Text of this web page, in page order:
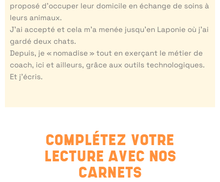
proposé d’occuper leur domicile en échange de soins à
leurs animaux.
J’ai accepté et cela m’a menée jusqu’en Laponie où j’ai
gardé deux chats.
Depuis, je « nomadise » tout en exerçant le métier de
coach, ici et ailleurs, grâce aux outils technologiques.
Et j’écris.
COMPLÉTEZ VOTRE
LECTURE AVEC NOS
CARNETS